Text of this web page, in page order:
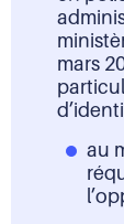
mars
au